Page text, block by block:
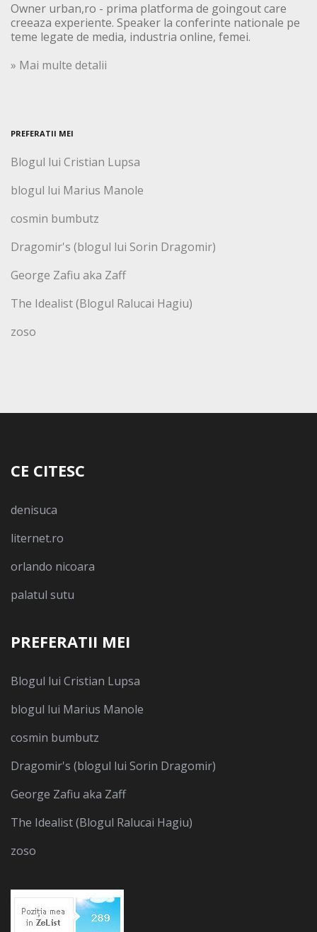
Owner urban,ro - prima platforma de goingout care
creeaza experiente. Speaker la conferinte nationale pe
teme legate de media, industria online, femei.
» Mai multe detalii
PREFERATII MEI
Blogul lui Cristian Lupsa
blogul lui Marius Manole
cosmin bumbutz
Dragomir's (blogul lui Sorin Dragomir)
George Zafiu aka Zaff
The Idealist (Blogul Ralucai Hagiu)
zoso
CE CITESC
denisuca
liternet.ro
orlando nicoara
palatul sutu
PREFERATII MEI
Blogul lui Cristian Lupsa
blogul lui Marius Manole
cosmin bumbutz
Dragomir's (blogul lui Sorin Dragomir)
George Zafiu aka Zaff
The Idealist (Blogul Ralucai Hagiu)
zoso